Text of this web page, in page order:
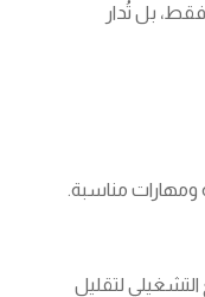
فقط، بل تُدار
ومهارات مناسبة.
لتقليل